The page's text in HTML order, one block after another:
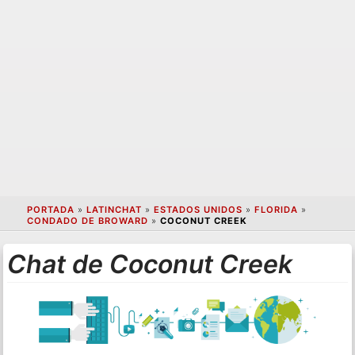
PORTADA » LATINCHAT » ESTADOS UNIDOS » FLORIDA »
CONDADO DE BROWARD » COCONUT CREEK
Chat de Coconut Creek